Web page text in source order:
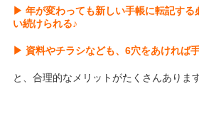
▶ 年が変わっても新しい手帳に転記する
い続けられる♪
▶ 資料やチラシなども、6穴をあければ
と、合理的なメリットがたくさんあります